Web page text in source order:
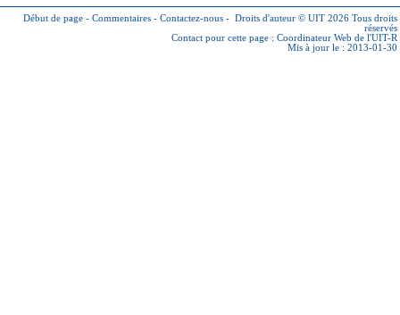
Début de page - Commentaires - Contactez-nous - Droits d'auteur © UIT 2026 Tous droits
réservés
Contact pour cette page : Coordinateur Web de l'UIT-R
Mis à jour le : 2013-01-30